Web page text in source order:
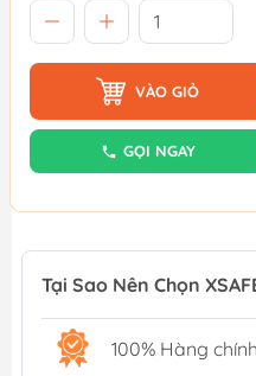
VÀO GIỎ
GỌI NGAY
Tại Sao Nên Chọn
100% Hàng